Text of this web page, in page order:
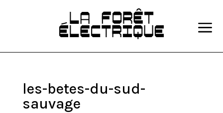
les-betes-du-sud-
sauvage
a